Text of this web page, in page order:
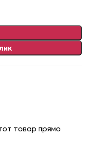
товар прямо